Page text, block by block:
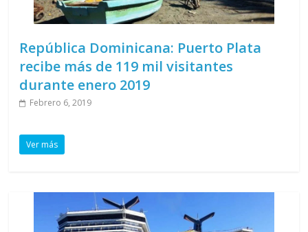
República Dominicana: Puerto Plata
recibe más de 119 mil visitantes
durante enero 2019
Febrero 6, 2019
Ver más